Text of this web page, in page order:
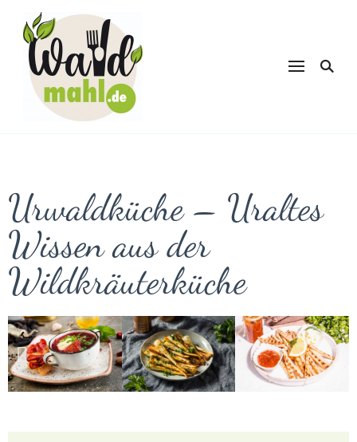
Schnabulieren, was die Natur einem
Urwaldküche – Uraltes
Wissen aus der
Wildkräuterküche